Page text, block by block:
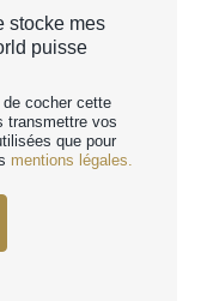
stocke mes
puisse
cocher cette
transmettre vos
que pour
mentions légales.